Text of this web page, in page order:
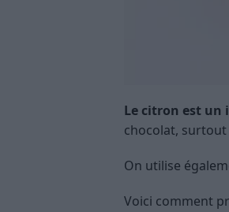
Le citron est
chocolat, surtout
On utilise
Voici comment